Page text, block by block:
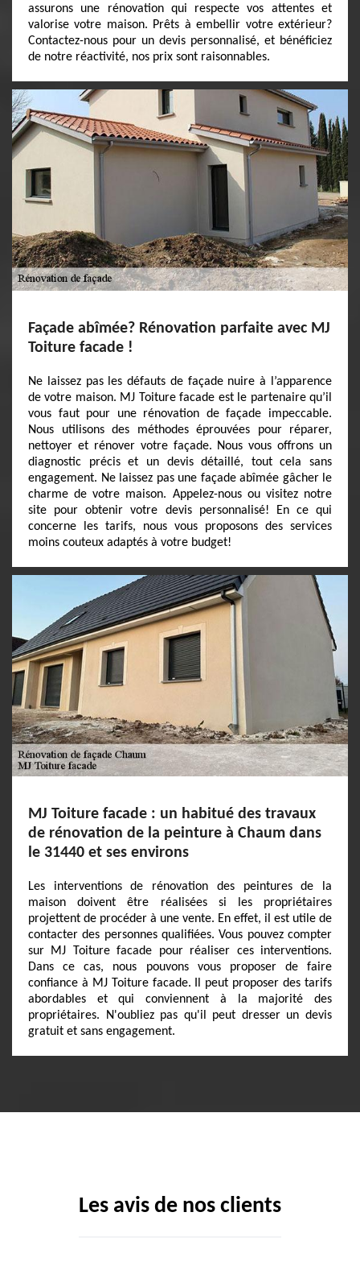
assurons une rénovation qui respecte vos attentes et
valorise votre maison. Prêts à embellir votre extérieur?
Contactez-nous pour un devis personnalisé, et bénéficiez
de notre réactivité, nos prix sont raisonnables.
Façade abîmée? Rénovation parfaite avec MJ
Toiture facade !
Ne laissez pas les défauts de façade nuire à l’apparence
de votre maison. MJ Toiture facade est le partenaire qu’il
vous faut pour une rénovation de façade impeccable.
Nous utilisons des méthodes éprouvées pour réparer,
nettoyer et rénover votre façade. Nous vous offrons un
diagnostic précis et un devis détaillé, tout cela sans
engagement. Ne laissez pas une façade abîmée gâcher le
charme de votre maison. Appelez-nous ou visitez notre
site pour obtenir votre devis personnalisé! En ce qui
concerne les tarifs, nous vous proposons des services
moins couteux adaptés à votre budget!
MJ Toiture facade : un habitué des travaux
de rénovation de la peinture à Chaum dans
le 31440 et ses environs
Les interventions de rénovation des peintures de la
maison doivent être réalisées si les propriétaires
projettent de procéder à une vente. En effet, il est utile de
contacter des personnes qualifiées. Vous pouvez compter
sur MJ Toiture facade pour réaliser ces interventions.
Dans ce cas, nous pouvons vous proposer de faire
confiance à MJ Toiture facade. Il peut proposer des tarifs
abordables et qui conviennent à la majorité des
propriétaires. N'oubliez pas qu'il peut dresser un devis
gratuit et sans engagement.
Les avis de nos clients